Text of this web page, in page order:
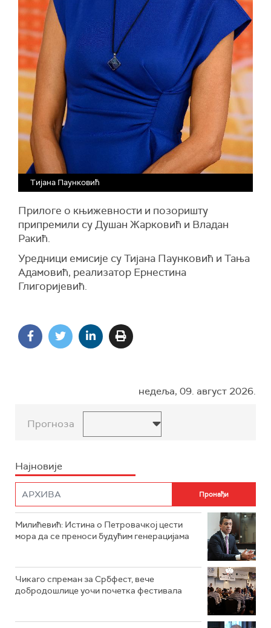
Тијана Паунковић
Прилоге о књижевности и позоришту
припремили су Душан Жарковић и Владан
Ракић.
Уредници емисије су Тијана Паунковић и Тања
Адамовић, реализатор Ернестина
Глигоријевић.
недеља, 09. август 2026.
Прогноза
Најновије
Милићевић: Истина о Петровачкој цести
мора да се преноси будућим генерацијама
Чикаго спреман за Србфест, вече
добродошлице уочи почетка фестивала